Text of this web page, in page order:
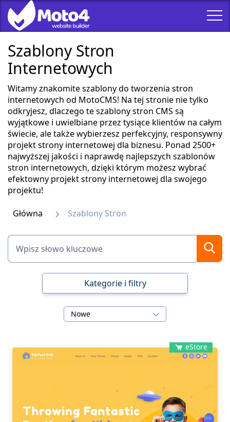
Szablony Stron
Internetowych
Witamy znakomite szablony do tworzenia stron
internetowych od MotoCMS! Na tej stronie nie tylko
odkryjesz, dlaczego te szablony stron CMS są
wyjątkowe i uwielbiane przez tysiące klientów na całym
świecie, ale także wybierzesz perfekcyjny, responsywny
projekt strony internetowej dla biznesu. Ponad 2500+
najwyższej jakości i naprawdę najlepszych szablonów
stron internetowych, dzięki którym możesz wybrać
efektowny projekt strony internetowej dla swojego
projektu!
Główna Szablony Stron
Kategorie i filtry
Nowe
eStore